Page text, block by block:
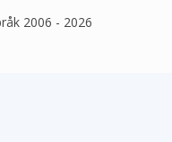
2006 - 2026